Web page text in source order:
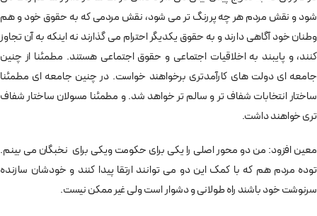
شود و نقش مردم هر چه پررنگ تر می شود، نقش مردمی که به حقوق خود و هم
وطنان خود آگاهی دارند و به حقوق یکدیگر احترام می گذارند نه اینکه به آن تجاوز
کنند،‌ و پایبند به اخلاقیات اجتماعی و حقوق اجتماعی هستند. مطمئنا از چنین
جامعه ای دولت های کارآمدتری برخواهند خواست. در چنین جامعه ای مطمئنا
ساختار انتخابات شفاف تر و سالم تر خواهد شد. و مطمئنا مسولان ساختار شفاف
تری خواهند داشت.
معین افزود: من دو محور اصلی را یکی برای حکومت ویکی برای نخبگان می بینم.
توده مردم هم که با کمک این دو می توانند ارتقا پیدا کنند و خودشان سازنده
سرنوشت خود باشند راه طولانی و دشوار است ولی غیر ممکن نیست.